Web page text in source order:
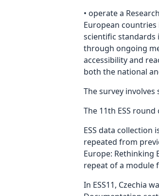
• operate a
European
scientific standards
through ongoing
accessibility and
both the national
The survey
The 11th ESS
ESS data collection
repeated from
Europe: Rethinking
repeat of a module
In ESS11, Czechia